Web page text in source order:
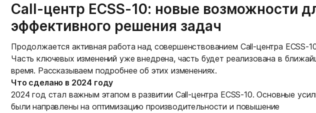
Call-центр ECSS-10: новые возможности
эффективного решения задач
Продолжается активная работа над совершенствованием Call-центра ECSS-
Часть ключевых изменений уже внедрена, часть будет реализована в
время. Рассказываем подробнее об этих изменениях.
Что сделано в 2024 году
2024 год стал важным этапом в развитии Call-центра ECSS-10. Основные
были направлены на оптимизацию производительности и повышение